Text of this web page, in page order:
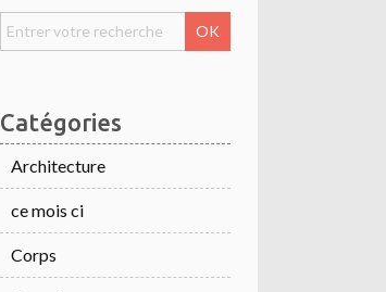
Catégories
Architecture
ce mois ci
Corps